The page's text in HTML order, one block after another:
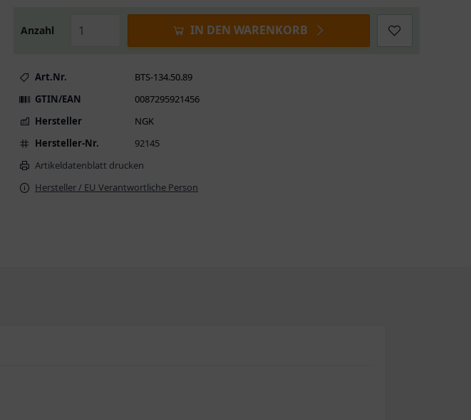
Anzahl IN DEN WARENKORB
Art.Nr.
BTS-134.50.89
GTIN/EAN
0087295921456
Hersteller
NGK
Hersteller-Nr.
92145
Artikeldatenblatt drucken
Hersteller / EU Verantwortliche Person